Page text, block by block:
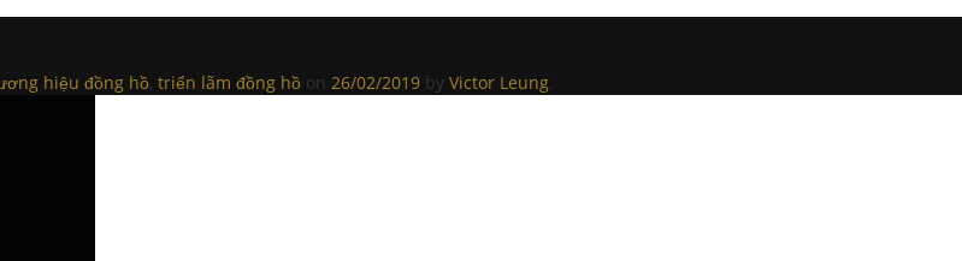
hiệu đồng hồ, triển lãm đồng hồ on 26/02/2019 by Victor Leung.